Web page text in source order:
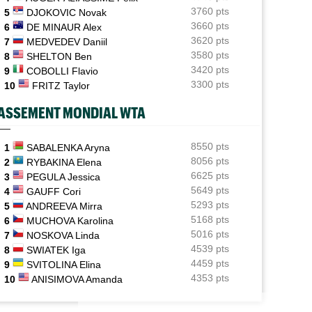
- MONTRÉAL
défi à relever
Plovdiv (CH)
Yannick Alexandrescou, 18 ans, privé d'une première
demie en Chall'
10:10
Jeunes
12 matchs, 12 victoires : les équipes de France U12
ATP - Cincinnati
En larmes à Montréal, Jack Draper est annoncé à
Cincinnati
09:03
ATP - Règlement
La proposition de Novak Djokovic : "Jouer jusqu’à
quatre jeux"
5
DJOKOVIC Novak
3760 pts
6
DE MINAUR Alex
3660 pts
7
MEDVEDEV Daniil
3620 pts
8
SHELTON Ben
3580 pts
9
COBOLLI Flavio
3420 pts
10
FRITZ Taylor 3300 pts
MONDIAL WTA
1 SABALENKA Aryna
8550 pts
2
RYBAKINA Elena
8056 pts
3
PEGULA Jessica
6625 pts
4
GAUFF Cori
5649 pts
5
ANDREEVA Mirra
5293 pts
6
MUCHOVA Karolina
5168 pts
7
NOSKOVA Linda
5016 pts
8
SWIATEK Iga
4539 pts
9
SVITOLINA Elina
4459 pts
10
ANISIMOVA Amanda 4353 pts